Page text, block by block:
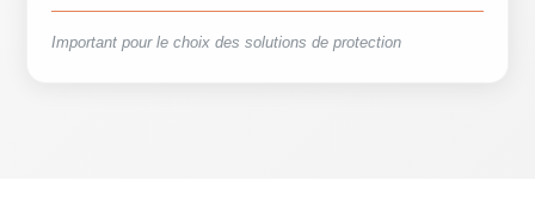
Important pour le choix des solutions de protection